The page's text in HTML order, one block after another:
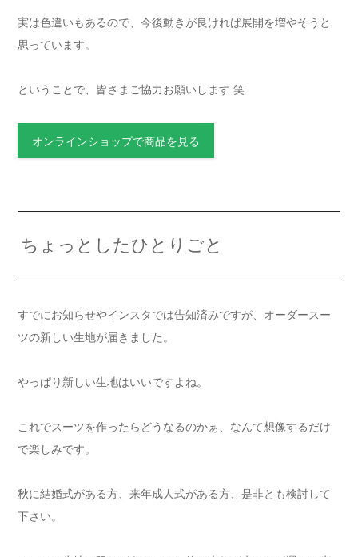
実は色違いもあるので、今後動きが良ければ展開を増やそうと
思っています。
ということで、皆さまご協力お願いします 笑
オンラインショップで商品を見る
ちょっとしたひとりごと
すでにお知らせやインスタでは告知済みですが、オーダースー
ツの新しい生地が届きました。
やっぱり新しい生地はいいですよね。
これでスーツを作ったらどうなるのかぁ、なんて想像するだけ
で楽しみです。
秋に結婚式がある方、来年成人式がある方、是非とも検討して
下さい。